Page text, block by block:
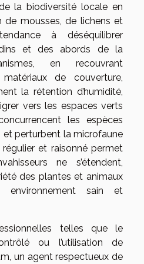
la biodiversité locale en
de mousses, de lichens et
à déséquilibrer
et des abords de la
en recouvrant
de couverture,
la rétention d’humidité,
vers les espaces verts
les espèces
perturbent la microfaune
et raisonné permet
ne s’étendent,
des plantes et animaux
environnement sain et
telles que le
ou l’utilisation de
un agent respectueux de